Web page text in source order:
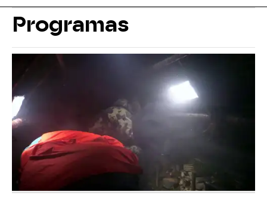
Programas